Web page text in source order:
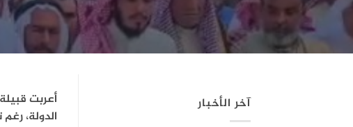
آخر الأخبار
أعربت
الدولة،